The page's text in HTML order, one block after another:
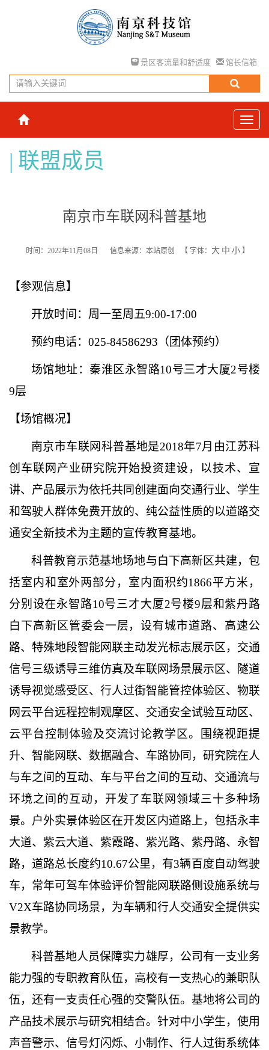
景区客流量和舒适度 馆长信箱
联盟成员
南京市车联网科普基地
时间：2022年11月08日 信息来源：本站原创 【 字体： 大 中 小 】
【参观信息】
开放时间： 周一至周五9:00-17:00
预约电话： 025-84586293 （ 团体预约）
场馆地址：秦淮区永智路10号三才大厦2号楼
9层
【场馆概况】
南京市车联网科普基地是2018年7月由江苏科
创车联网产业研究院开始投资建设，以技术、宣
讲、产品展示为依托共同创建面向交通行业、学生
和驾驶人群体免费开放的、纯公益性质的以道路交
通安全新技术为主题的宣传教育基地。
科普教育示范基地场地与白下高新区共建，包
括室内和室外两部分，室内面积约1866平方米，
分别设在永智路10号三才大厦2号楼9层和紫丹路
白下高新区管委会一层，设有城市道路、高速公
路、特殊地段智能网联主动发光标志展示区，交通
信号三级诱导三维仿真及车联网场景展示区、隧道
诱导视觉感受区、行人过街智能管控体验区、物联
网云平台远程控制观摩区、交通安全试验互动区、
云平台控制体验及交流讨论教学区。围绕视距提
升、智能网联、数据融合、车路协同，研究院在人
与车之间的互动、车与平台之间的互动、交通流与
环境之间的互动，开发了车联网领域三十多种场
景。户外实景体验区在开发区内道路上，包括永丰
大道、紫云大道、紫霞路、紫光路、紫丹路、永智
路，道路总长度约10.67公里，有3辆百度自动驾驶
车，常年可驾车体验评价智能网联路侧设施系统与
V2X车路协同场景，为车辆和行人交通安全提供实
景教学。
科普基地人员保障实力雄厚，公司有一支业务
能力强的专职教育队伍，高校有一支热心的兼职队
伍，还有一支责任心强的交警队伍。基地将公司的
产品技术展示与研究相结合。针对中小学生，使用
声音警示、信号灯闪烁、小制作、行人过街系统体